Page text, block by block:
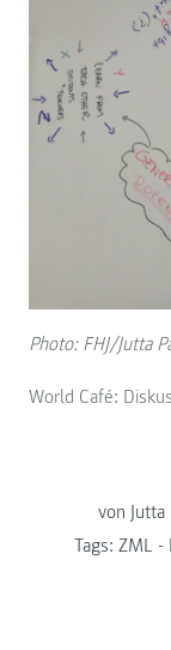
Photo: FHJ/Jutta
World Café:
von
Tags: ZML -